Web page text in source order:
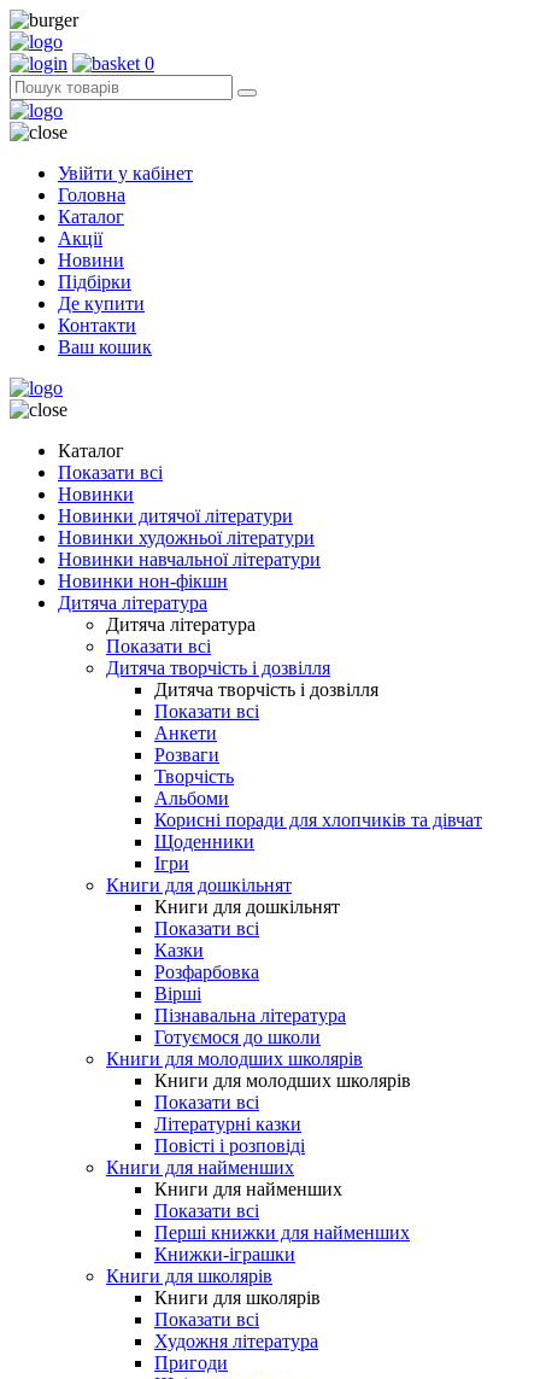
0
Увійти у кабінет
Головна
Каталог
Акції
Новини
Підбірки
Де купити
Контакти
Ваш кошик
Каталог
Показати всі
Новинки
Новинки дитячої літератури
Новинки художньої літератури
Новинки навчальної літератури
Новинки нон-фікшн
Дитяча література
Дитяча література
Показати всі
Дитяча творчість і дозвілля
Дитяча творчість і дозвілля
Показати всі
Анкети
Розваги
Творчість
Альбоми
Корисні поради для хлопчиків та дівчат
Щоденники
Ігри
Книги для дошкільнят
Книги для дошкільнят
Показати всі
Казки
Розфарбовка
Вірші
Пізнавальна література
Готуємося до школи
Книги для молодших школярів
Книги для молодших школярів
Показати всі
Літературні казки
Повісті і розповіді
Книги для найменших
Книги для найменших
Показати всі
Перші книжки для найменших
Книжки-іграшки
Книги для школярів
Книги для школярів
Показати всі
Художня література
Пригоди